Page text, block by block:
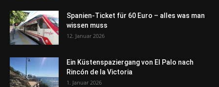
Spanien-Ticket für 60 Euro – alles was man
wissen muss
12. Januar 2026
Ein Küstenspaziergang von El Palo nach
Rincón de la Victoria
1. Januar 2026